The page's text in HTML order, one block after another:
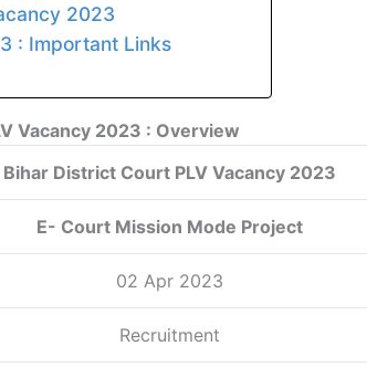
2023
: Important Links
Vacancy 2023 : Overview
Bihar District Court PLV Vacancy 2023
E- Court Mission Mode Project
02 Apr 2023
Recruitment